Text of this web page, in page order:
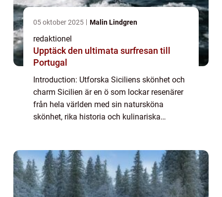
05 oktober 2025 Malin Lindgren
redaktionel
Upptäck den ultimata surfresan till
Portugal
Introduction: Utforska Siciliens skönhet och
charm Sicilien är en ö som lockar resenärer
från hela världen med sin natursköna
skönhet, rika historia och kulinariska